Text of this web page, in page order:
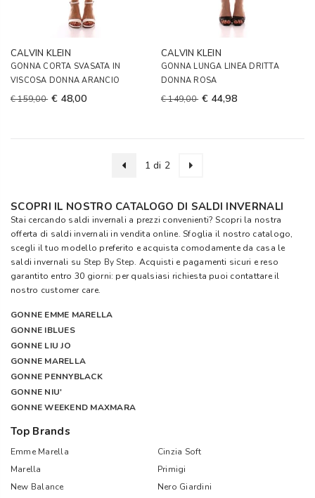
CALVIN KLEIN
GONNA CORTA SVASATA IN
VISCOSA DONNA ARANCIO
€ 159,00 € 48,00
CALVIN KLEIN
GONNA LUNGA LINEA DRITTA
DONNA ROSA
€ 149,00 € 44,98
1 di 2
SCOPRI IL NOSTRO CATALOGO DI SALDI INVERNALI
Stai cercando saldi invernali a prezzi convenienti? Scopri la nostra
offerta di saldi invernali in vendita online. Sfoglia il nostro catalogo,
scegli il tuo modello preferito e acquista comodamente da casa le
saldi invernali su Step By Step. Acquisti e pagamenti sicuri e reso
garantito entro 30 giorni: per qualsiasi richiesta puoi contattare il
nostro customer care.
GONNE EMME MARELLA
GONNE IBLUES
GONNE LIU JO
GONNE MARELLA
GONNE PENNYBLACK
GONNE NIU'
GONNE WEEKEND MAXMARA
Top Brands
Emme Marella
Cinzia Soft
Marella
Primigi
New Balance
Nero Giardini